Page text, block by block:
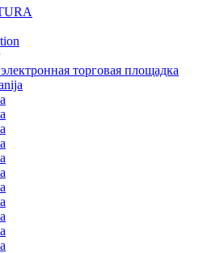
торговая площадка